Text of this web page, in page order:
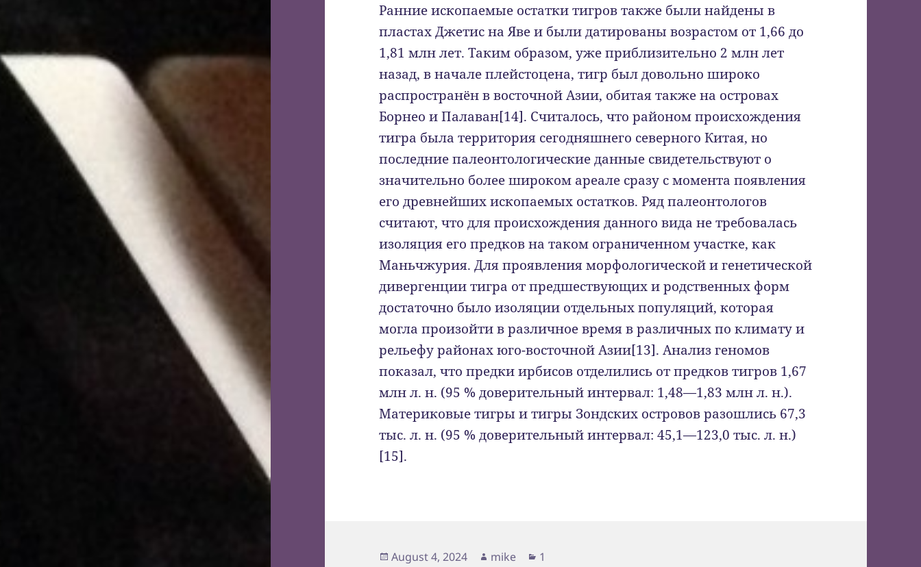
Ранние ископаемые остатки тигров также были найдены в
пластах Джетис на Яве и были датированы возрастом от 1,66 до
1,81 млн лет. Таким образом, уже приблизительно 2 млн лет
назад, в начале плейстоцена, тигр был довольно широко
распространён в восточной Азии, обитая также на островах
Борнео и Палаван[14]. Считалось, что районом происхождения
тигра была территория сегодняшнего северного Китая, но
последние палеонтологические данные свидетельствуют о
значительно более широком ареале сразу с момента появления
его древнейших ископаемых остатков. Ряд палеонтологов
считают, что для происхождения данного вида не требовалась
изоляция его предков на таком ограниченном участке, как
Маньчжурия. Для проявления морфологической и генетической
дивергенции тигра от предшествующих и родственных форм
достаточно было изоляции отдельных популяций, которая
могла произойти в различное время в различных по климату и
рельефу районах юго-восточной Азии[13]. Анализ геномов
показал, что предки ирбисов отделились от предков тигров 1,67
млн л. н. (95 % доверительный интервал: 1,48—1,83 млн л. н.).
Материковые тигры и тигры Зондских островов разошлись 67,3
тыс. л. н. (95 % доверительный интервал: 45,1—123,0 тыс. л. н.)
[15].
Posted
August 4, 2024 Author
mike Categories
1